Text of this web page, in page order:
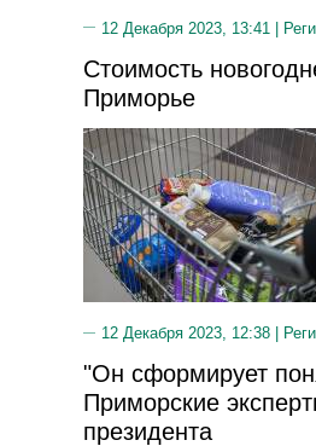
12 Декабря 2023, 13:41 |
Стоимость
Приморье
12 Декабря 2023, 12:38 |
"Он сформирует
Приморские
президента